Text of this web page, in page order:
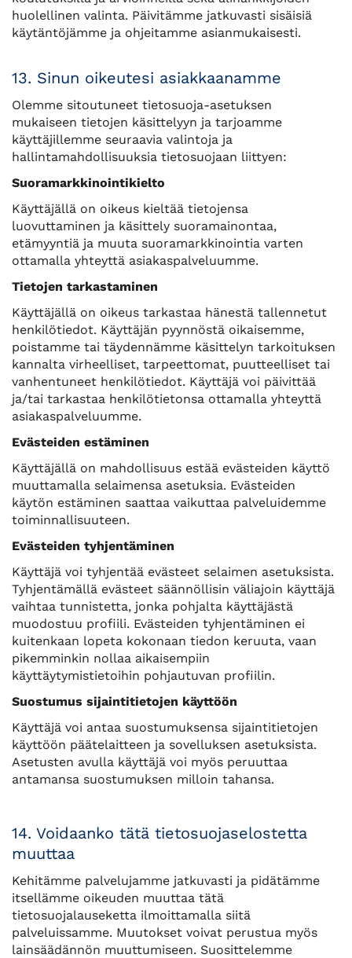
huolellinen valinta. Päivitämme jatkuvasti sisäisiä
käytäntöjämme ja ohjeitamme asianmukaisesti.​​​​​​​
13. Sinun oikeutesi asiakkaanamme
Olemme sitoutuneet tietosuoja-asetuksen
mukaiseen tietojen käsittelyyn ja tarjoamme
käyttäjillemme seuraavia valintoja ja
hallintamahdollisuuksia tietosuojaan liittyen:
Suoramarkkinointikielto
Käyttäjällä on oikeus kieltää tietojensa
luovuttaminen ja käsittely suoramainontaa,
etämyyntiä ja muuta suoramarkkinointia varten
ottamalla yhteyttä asiakaspalveluumme.
Tietojen tarkastaminen
Käyttäjällä on oikeus tarkastaa hänestä tallennetut
henkilötiedot. Käyttäjän pyynnöstä oikaisemme,
poistamme tai täydennämme käsittelyn tarkoituksen
kannalta virheelliset, tarpeettomat, puutteelliset tai
vanhentuneet henkilötiedot. Käyttäjä voi päivittää
ja/tai tarkastaa henkilötietonsa ottamalla yhteyttä
asiakaspalveluumme.
Evästeiden estäminen
Käyttäjällä on mahdollisuus estää evästeiden käyttö
muuttamalla selaimensa asetuksia. Evästeiden
käytön estäminen saattaa vaikuttaa palveluidemme
toiminnallisuuteen.
Evästeiden tyhjentäminen
Käyttäjä voi tyhjentää evästeet selaimen asetuksista.
Tyhjentämällä evästeet säännöllisin väliajoin käyttäjä
vaihtaa tunnistetta, jonka pohjalta käyttäjästä
muodostuu profiili. Evästeiden tyhjentäminen ei
kuitenkaan lopeta kokonaan tiedon keruuta, vaan
pikemminkin nollaa aikaisempiin
käyttäytymistietoihin pohjautuvan profiilin.
Suostumus sijaintitietojen käyttöön
Käyttäjä voi antaa suostumuksensa sijaintitietojen
käyttöön päätelaitteen ja sovelluksen asetuksista.
Asetusten avulla käyttäjä voi myös peruuttaa
antamansa suostumuksen milloin tahansa.
14. Voidaanko tätä tietosuojaselostetta
muuttaa
Kehitämme palvelujamme jatkuvasti ja pidätämme
itsellämme oikeuden muuttaa tätä
tietosuojalauseketta ilmoittamalla siitä
palveluissamme. Muutokset voivat perustua myös
lainsäädännön muuttumiseen. Suosittelemme